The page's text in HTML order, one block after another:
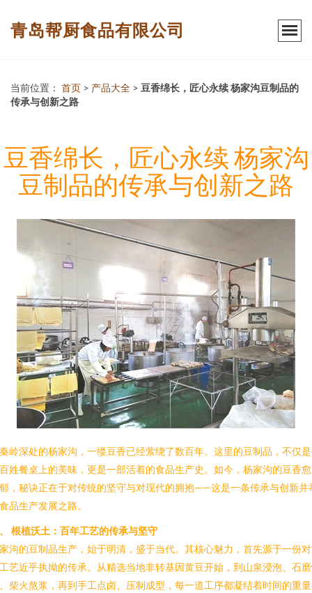
青岛帮厨食品有限公司
当前位置： 首页 > 产品大全 > 豆香绵长，匠心永续 杨家沟豆制品的
传承与创新之路
豆香绵长，匠心永续 杨家沟
豆制品的传承与创新之路
岭深处的杨家沟，一缕豆香已经萦绕了数百年。这里的豆制品，不仅
姓餐桌上的美味，更是一部活着的食品生产史。如今，杨家沟的豆香
，秘诀正在于对传统的坚守与对现代的拥抱——这是一条传承与创新并
品生产发展之路。
根植沃土：百年工艺的传承与坚守
沟的豆制品生产，始于明清，盛于当代。其核心魅力，首先源于一份
艺近乎执拗的传承。从精选当地非转基因黄豆开始，到山泉浸泡、石
柴火熬浆，再到手工点卤、压制成型，每一道工序都凝结着时间的重